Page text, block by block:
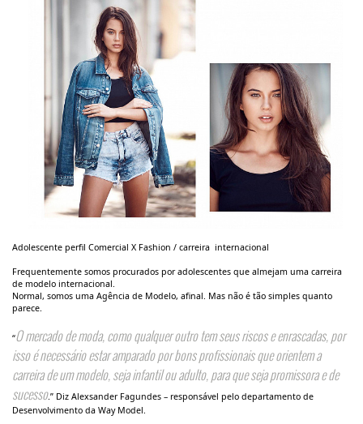
Adolescente perfil Comercial X Fashion / carreira internacional
Frequentemente somos procurados por adolescentes que almejam uma carreira
de modelo internacional.
Normal, somos uma Agência de Modelo, afinal. Mas não é tão simples quanto
parece.
“O mercado de moda, como qualquer outro tem seus riscos e enrascadas, por
isso é necessário estar amparado por bons profissionais que orientem a
carreira de um modelo, seja infantil ou adulto, para que seja promissora e de
sucesso.” Diz Alexsander Fagundes – responsável pelo departamento de
Desenvolvimento da Way Model.